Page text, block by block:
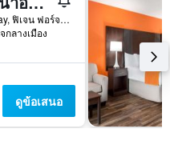
2825 Parkway, ฟิเจน ฟอร์จ, TN, สหรัฐอเมริกา
กลางเมือง
ดูข้อเสนอ